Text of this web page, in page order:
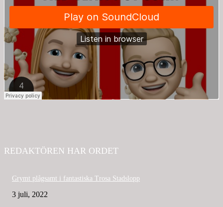
REDAKTÖREN HAR ORDET
Grymt plågsamt i fantastiska Trosa Stadslopp
3 juli, 2022